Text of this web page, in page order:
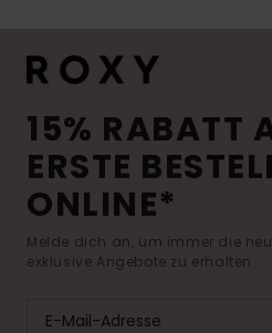
15% RABATT
ERSTE
ONLINE*
Melde dich an, um immer die
exklusive Angebote zu erhalten.